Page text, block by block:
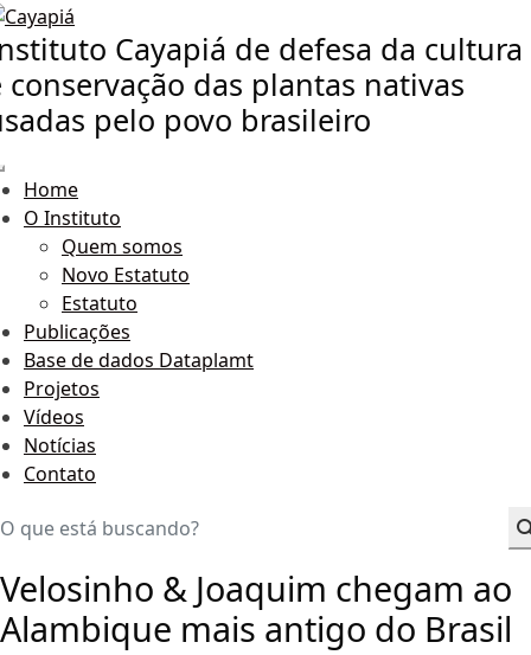
Cayapiá de defesa da cultura
conservação das plantas nativas
pelo povo brasileiro
Home
O Instituto
Quem somos
Novo Estatuto
Estatuto
Publicações
Base de dados Dataplamt
Projetos
Vídeos
Notícias
Contato
Velosinho & Joaquim chegam ao
Alambique mais antigo do Brasil